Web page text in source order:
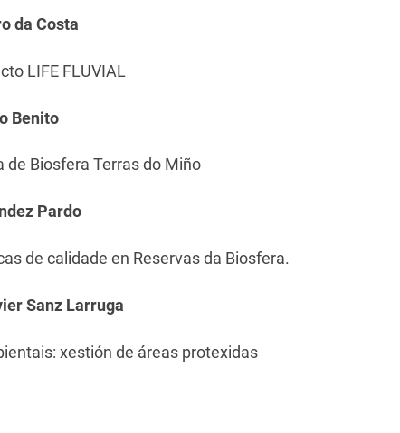
da Costa
LIFE FLUVIAL
Benito
de Biosfera Terras do Miño
Pardo
de calidade en Reservas da Biosfera.
Sanz Larruga
xestión de áreas protexidas